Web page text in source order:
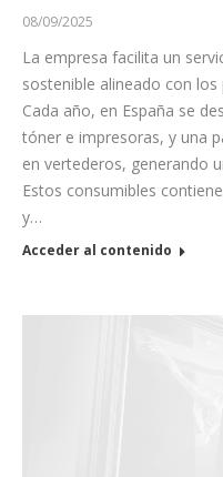
08/09/2025
La empresa facilita un
sostenible alineado con
Cada año, en España se
tóner e impresoras, y una
en vertederos, generando
Estos consumibles
y…
Acceder al contenido